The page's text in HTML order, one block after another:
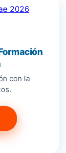
con la